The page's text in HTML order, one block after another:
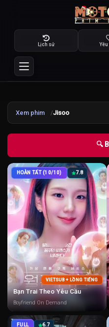
Lịch sử
Xem phim Jisoo
🔍
HOÀN TẤT (10/10) 7.8
VIETSUB + LỒNG TIẾNG
Bạn Trai Theo Yêu Cầu
Boyfriend On Demand
FULL 6.7